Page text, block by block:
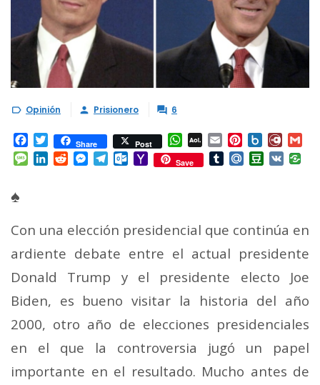
 Opinión  Prisionero  6
Facebook
TwitterShare Post WhatsApp
AOL
Mail
Email Pinterest
Box.net
Message
LinkedInRedditMessenger
TelegramOutlook.com
YahooSave TumblrMail.RuDouban
VK
♠
Con una elección presidencial que continúa en
ardiente debate entre el actual presidente
Donald Trump y el presidente electo Joe
Biden, es bueno visitar la historia del año
2000, otro año de elecciones presidenciales
en el que la controversia jugó un papel
importante en el resultado. Mucho antes de